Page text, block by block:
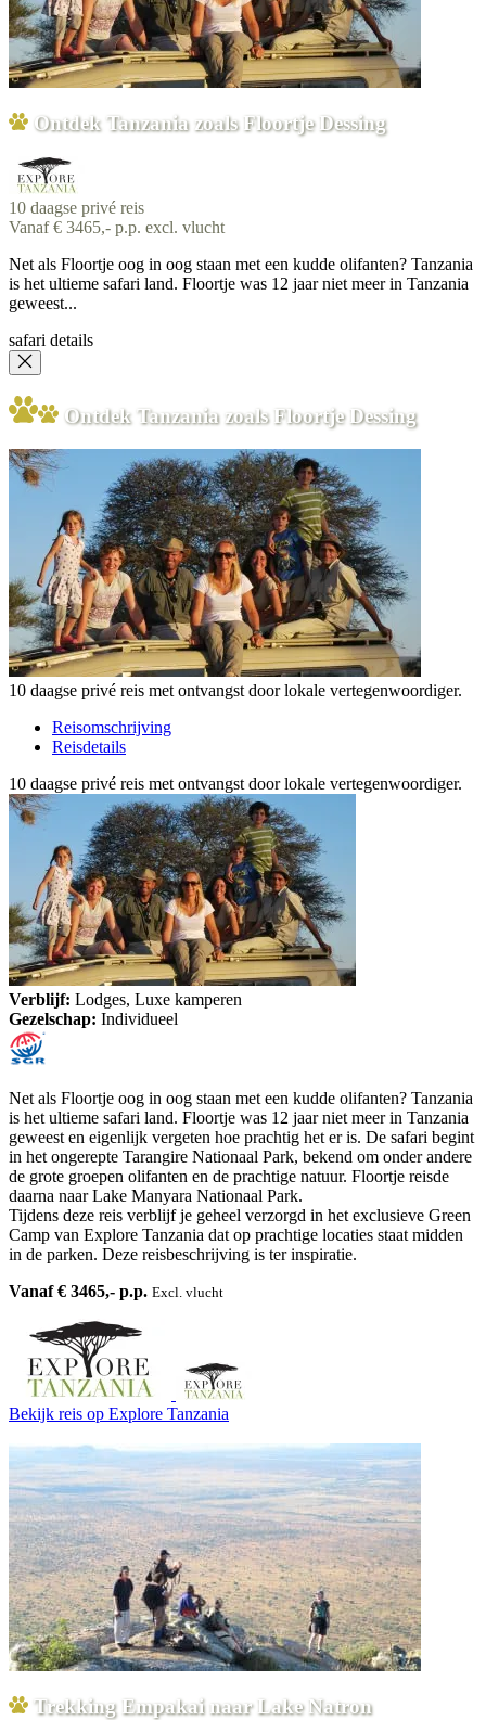
Ontdek Tanzania zoals Floortje Dessing
10 daagse privé reis
Vanaf € 3465,- p.p. excl. vlucht
Net als Floortje oog in oog staan met een kudde olifanten? Tanzania
is het ultieme safari land. Floortje was 12 jaar niet meer in Tanzania
geweest...
safari details
Ontdek Tanzania zoals Floortje Dessing
10 daagse privé reis met ontvangst door lokale vertegenwoordiger.
Reisomschrijving
Reisdetails
10 daagse privé reis met ontvangst door lokale vertegenwoordiger.
Verblijf: Lodges, Luxe kamperen
Gezelschap: Individueel
Net als Floortje oog in oog staan met een kudde olifanten? Tanzania
is het ultieme safari land. Floortje was 12 jaar niet meer in Tanzania
geweest en eigenlijk vergeten hoe prachtig het er is. De safari begint
in het ongerepte Tarangire Nationaal Park, bekend om onder andere
de grote groepen olifanten en de prachtige natuur. Floortje reisde
daarna naar Lake Manyara Nationaal Park.
Tijdens deze reis verblijf je geheel verzorgd in het exclusieve Green
Camp van Explore Tanzania dat op prachtige locaties staat midden
in de parken. Deze reisbeschrijving is ter inspiratie.
Vanaf € 3465,- p.p. Excl. vlucht
Bekijk reis op Explore Tanzania
Trekking Empakai naar Lake Natron